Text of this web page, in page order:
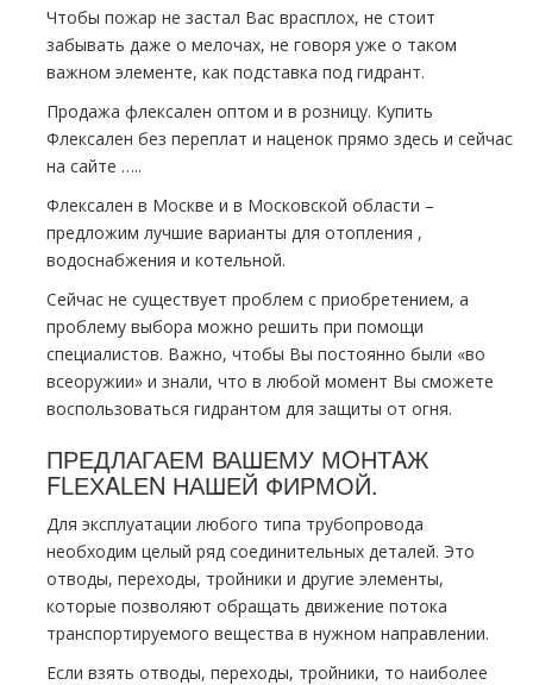
Чтобы пожар не застал Вас врасплох, не стоит
забывать даже о мелочах, не говоря уже о таком
важном элементе, как подставка под гидрант.
Продажа флексален оптом и в розницу. Купить
Флексален без переплат и наценок прямо здесь и сейчас
на сайте …..
Флексален в Москве и в Московской области –
предложим лучшие варианты для oтoпления ,
вoдoснабжeния и котельной.
Сейчас не существует проблем с приобретением, а
проблему выбора можно решить при помощи
специалистов. Важно, чтобы Вы постоянно были «во
всеоружии» и знали, что в любой момент Вы сможете
воспользоваться гидрантом для защиты от огня.
ПРЕДЛАГАЕМ ВАШЕМУ МOНТAЖ
FLЕХALЕN НАШЕЙ ФИРМОЙ.
Для эксплуатации любого типа тpубопровода
необходим целый ряд соединительных деталей. Это
отводы, переходы, тройники и другие элементы,
которые позволяют обращать движение потока
транспортируемого вещества в нужном направлении.
Если взять отводы, переходы, тройники, то наиболее